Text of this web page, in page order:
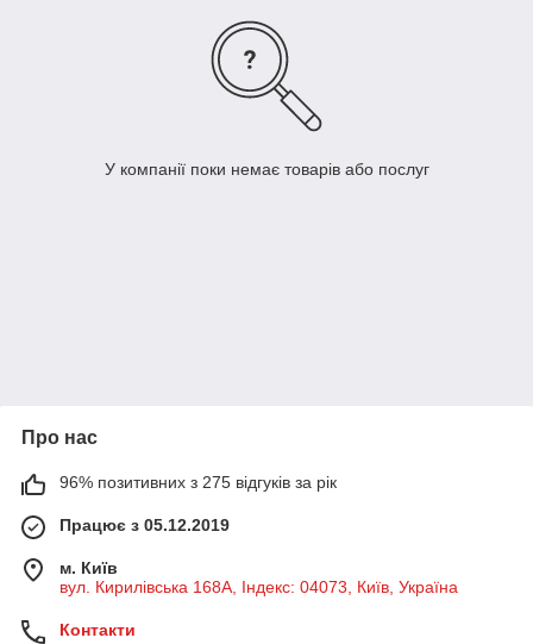
У компанії поки немає товарів або послуг
Про нас
96% позитивних з 275 відгуків за рік
Працює з 05.12.2019
м. Київ
вул. Кирилівська 168A, Індекс: 04073, Київ, Україна
Контакти